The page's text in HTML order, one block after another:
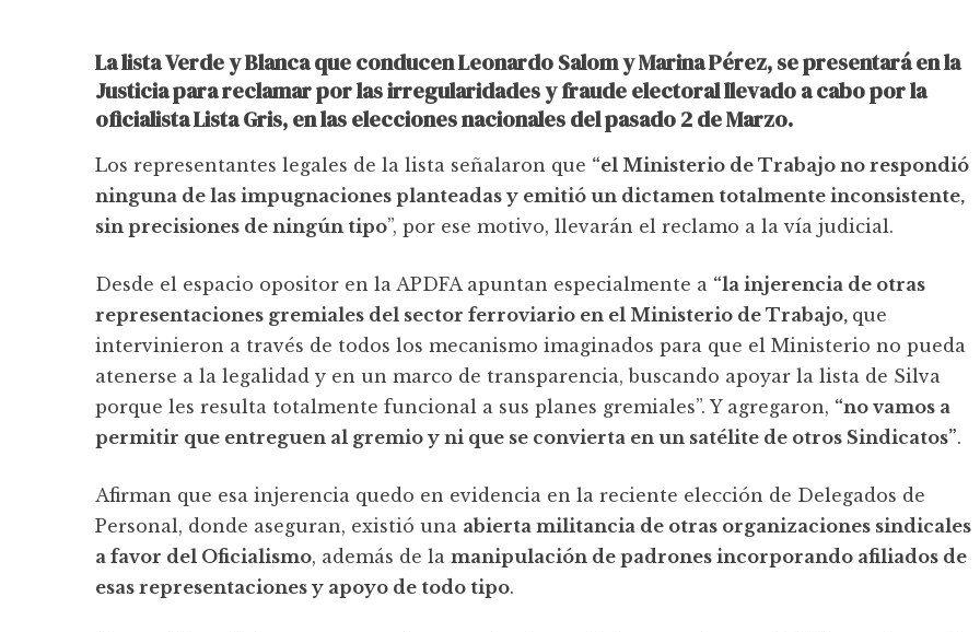
La lista Verde y Blanca que conducen Leonardo Salom y Marina Pérez, se presentará en la
Justicia para reclamar por las irregularidades y fraude electoral llevado a cabo por la
oficialista Lista Gris, en las elecciones nacionales del pasado 2 de Marzo.
Los representantes legales de la lista señalaron que “el Ministerio de Trabajo no respondió
ninguna de las impugnaciones planteadas y emitió un dictamen totalmente inconsistente,
sin precisiones de ningún tipo”, por ese motivo, llevarán el reclamo a la vía judicial.
Desde el espacio opositor en la APDFA apuntan especialmente a “la injerencia de otras
representaciones gremiales del sector ferroviario en el Ministerio de Trabajo, que
intervinieron a través de todos los mecanismo imaginados para que el Ministerio no pueda
atenerse a la legalidad y en un marco de transparencia, buscando apoyar la lista de Silva
porque les resulta totalmente funcional a sus planes gremiales”. Y agregaron, “no vamos a
permitir que entreguen al gremio y ni que se convierta en un satélite de otros Sindicatos”.
Afirman que esa injerencia quedo en evidencia en la reciente elección de Delegados de
Personal, donde aseguran, existió una abierta militancia de otras organizaciones sindicales
a favor del Oficialismo, además de la manipulación de padrones incorporando afiliados de
esas representaciones y apoyo de todo tipo.